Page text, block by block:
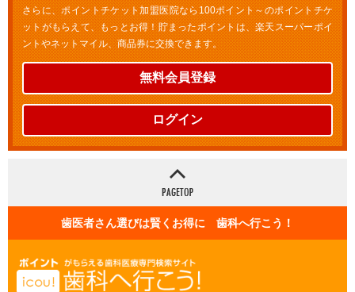
さらに、ポイントチケット加盟医院なら100ポイント～のポイントチケ
ットがもらえて、もっとお得！貯まったポイントは、楽天スーパーポイ
ントやネットマイル、商品券に交換できます。
無料会員登録
ログイン
歯医者さん選びは賢くお得に 歯科へ行こう！